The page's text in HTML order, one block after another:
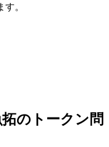
。
拓のトークン問